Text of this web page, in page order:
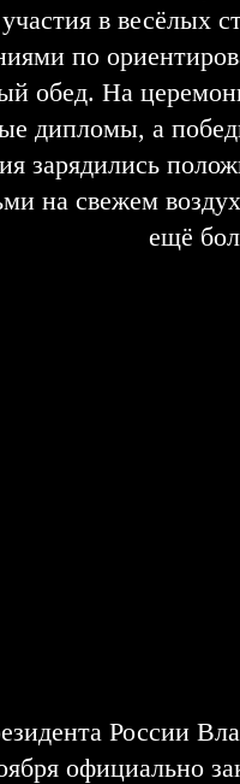
в весёлых
по
обед. На
дипломы, а
зарядились
на свежем
ещё
России
официально